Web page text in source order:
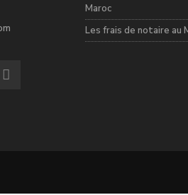
Maroc
Les frais de notaire au